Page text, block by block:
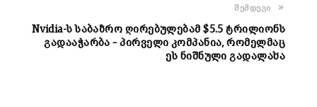
შემდეგი
Nvidia-ს საბაზრო ღირებულებამ $5.5 ტრილიონს
გადააჭარბა – პირველი კომპანია, რომელმაც
ეს ნიშნული გადალახა